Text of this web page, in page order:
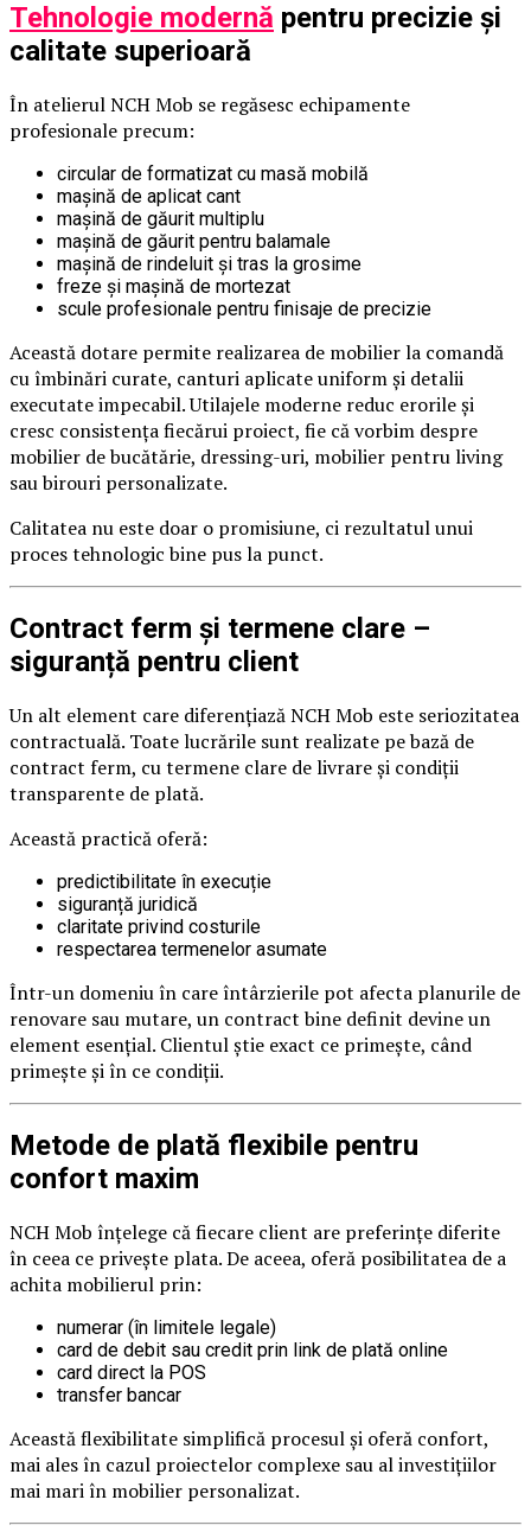
Tehnologie modernă pentru precizie și
calitate superioară
În atelierul NCH Mob se regăsesc echipamente
profesionale precum:
circular de formatizat cu masă mobilă
mașină de aplicat cant
mașină de găurit multiplu
mașină de găurit pentru balamale
mașină de rindeluit și tras la grosime
freze și mașină de mortezat
scule profesionale pentru finisaje de precizie
Această dotare permite realizarea de mobilier la comandă
cu îmbinări curate, canturi aplicate uniform și detalii
executate impecabil. Utilajele moderne reduc erorile și
cresc consistența fiecărui proiect, fie că vorbim despre
mobilier de bucătărie, dressing-uri, mobilier pentru living
sau birouri personalizate.
Calitatea nu este doar o promisiune, ci rezultatul unui
proces tehnologic bine pus la punct.
Contract ferm și termene clare –
siguranță pentru client
Un alt element care diferențiază NCH Mob este seriozitatea
contractuală. Toate lucrările sunt realizate pe bază de
contract ferm, cu termene clare de livrare și condiții
transparente de plată.
Această practică oferă:
predictibilitate în execuție
siguranță juridică
claritate privind costurile
respectarea termenelor asumate
Într-un domeniu în care întârzierile pot afecta planurile de
renovare sau mutare, un contract bine definit devine un
element esențial. Clientul știe exact ce primește, când
primește și în ce condiții.
Metode de plată flexibile pentru
confort maxim
NCH Mob înțelege că fiecare client are preferințe diferite
în ceea ce privește plata. De aceea, oferă posibilitatea de a
achita mobilierul prin:
numerar (în limitele legale)
card de debit sau credit prin link de plată online
card direct la POS
transfer bancar
Această flexibilitate simplifică procesul și oferă confort,
mai ales în cazul proiectelor complexe sau al investițiilor
mai mari în mobilier personalizat.